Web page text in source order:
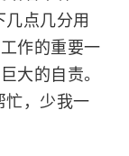
几点几分用
作的重要一
大的自责。
忙，少我一